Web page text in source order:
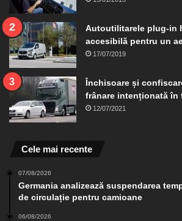
Autoutilitarele plug-in
accesibilă pentru un
17/07/2019
Închisoare și
frânare intenționată în
12/07/2021
Cele mai recente
07/08/2026
Germania analizează suspendarea
de circulație pentru camioane
06/08/2026